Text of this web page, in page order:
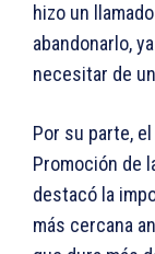
hizo un
abandonarlo,
necesitar de
Por su parte,
Promoción de
destacó la
más cercana